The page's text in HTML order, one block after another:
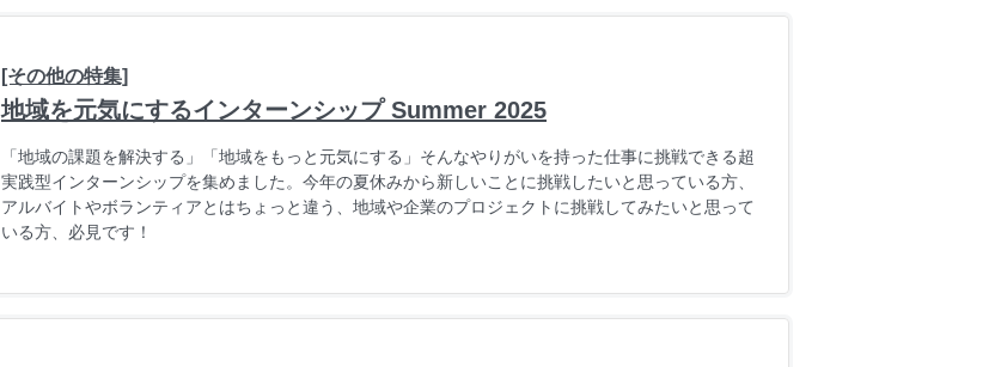
[その他の特集]
地域を元気にするインターンシップ Summer 2025
「地域の課題を解決する」「地域をもっと元気にする」そんなやりがいを持った仕事に挑戦できる超
実践型インターンシップを集めました。今年の夏休みから新しいことに挑戦したいと思っている方、
アルバイトやボランティアとはちょっと違う、地域や企業のプロジェクトに挑戦してみたいと思って
いる方、必見です！